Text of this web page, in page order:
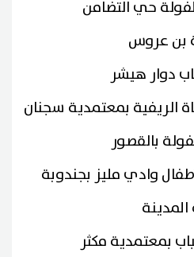
حي التضامن
بن عروس
دوار هيشر
الريفية بمعتمدية سجنان
بالقصور
وادي مليز بجندوبة
المدينة
بمعتمدية مكثر